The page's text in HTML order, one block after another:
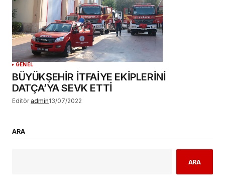
GENEL
BÜYÜKŞEHİR İTFAİYE EKİPLERİNİ
DATÇA’YA SEVK ETTİ
Editör admin13/07/2022
ARA
ARA